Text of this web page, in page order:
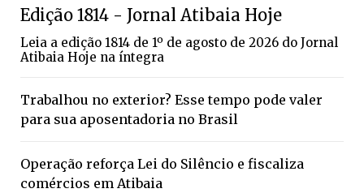
Edição 1814 - Jornal Atibaia Hoje
Leia a edição 1814 de 1º de agosto de 2026 do Jornal
Atibaia Hoje na íntegra
Trabalhou no exterior? Esse tempo pode valer
para sua aposentadoria no Brasil
Operação reforça Lei do Silêncio e fiscaliza
comércios em Atibaia